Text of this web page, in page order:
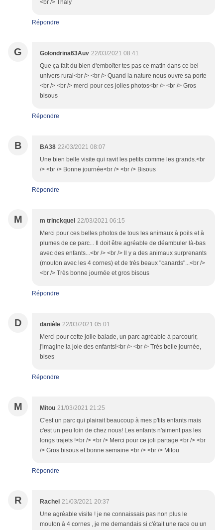
<br /> Thaly
Répondre
G Golondrina63Auv 22/03/2021 08:41
Que ça fait du bien d'emboîter tes pas ce matin dans ce bel
univers rural<br /> <br /> Quand la nature nous ouvre sa porte
<br /> <br /> merci pour ces jolies photos<br /> <br /> Gros
bisous
Répondre
B BA38 22/03/2021 08:07
Une bien belle visite qui ravit les petits comme les grands.<br
/> <br /> Bonne journée<br /> <br /> Bisous
Répondre
M m trinckquel 22/03/2021 06:15
Merci pour ces belles photos de tous les animaux à poils et à
plumes de ce parc... Il doit être agréable de déambuler là-bas
avec des enfants...<br /> <br /> Il y a des animaux surprenants
(mouton avec les 4 cornes) et de très beaux "canards"...<br />
<br /> Très bonne journée et gros bisous
Répondre
D danièle 22/03/2021 05:01
Merci pour cette jolie balade, un parc agréable à parcourir,
j'imagine la joie des enfants!<br /> <br /> Très belle journée,
bises
Répondre
M Mitou 21/03/2021 21:25
C'est un parc qui plairait beaucoup à mes p'tits enfants mais
c'est un peu loin de chez nous! Les enfants n'aiment pas les
longs trajets !<br /> <br /> Merci pour ce joli partage <br /> <br
/> Gros bisous et bonne semaine <br /> <br /> Mitou
Répondre
R Rachel 21/03/2021 20:37
Une agréable visite ! je ne connaissais pas non plus le
mouton à 4 cornes , je me demandais si c'était une race ou un